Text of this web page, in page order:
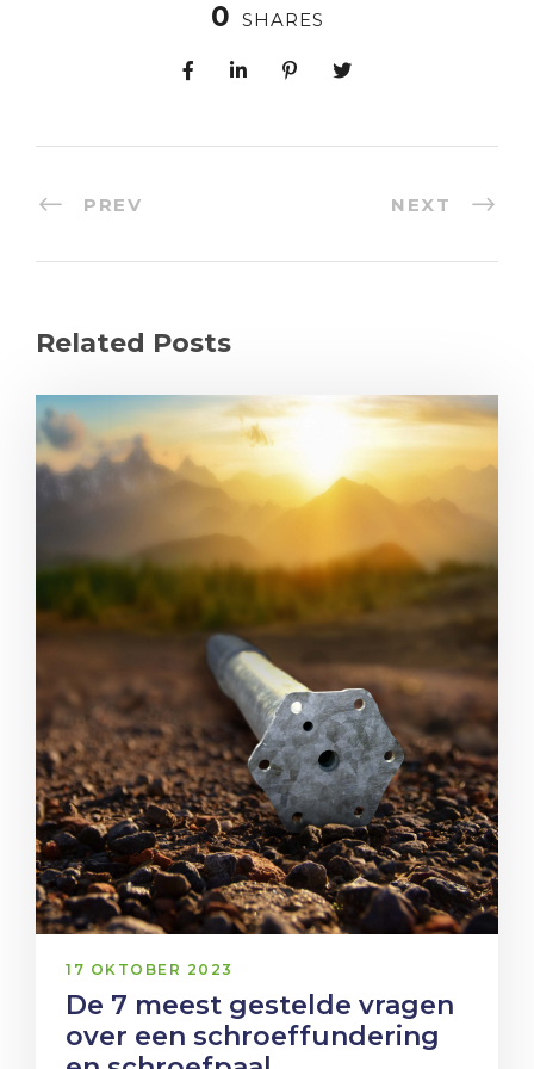
0 SHARES
PREV NEXT
Related Posts
17 OKTOBER 2023
De 7 meest gestelde vragen
over een schroeffundering